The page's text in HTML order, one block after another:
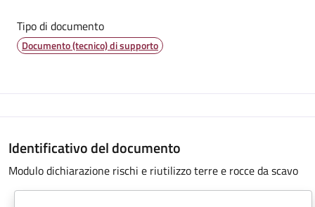
Tipo di documento
Documento (tecnico) di supporto
Identificativo del documento
Modulo dichiarazione rischi e riutilizzo terre e rocce da scavo